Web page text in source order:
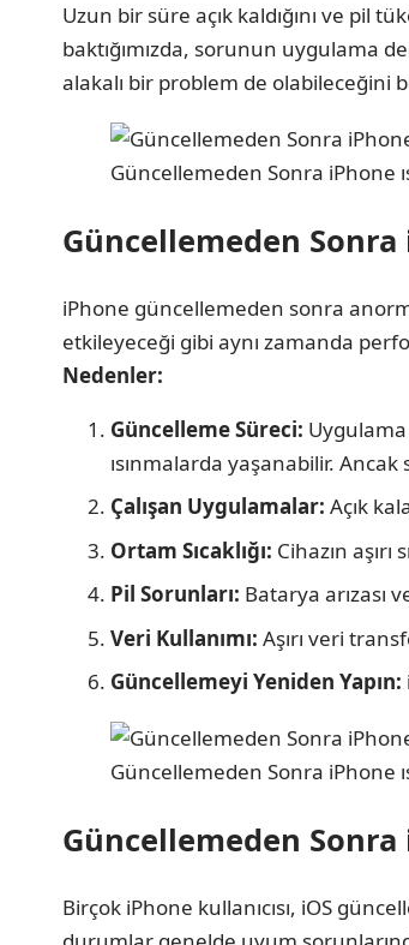
Uzun bir süre açık kaldığını ve pil
baktığımızda, sorunun uygulama
alakalı bir problem de olabileceğini
Güncellemeden Sonra iPhone
Güncellemeden Sonra
iPhone güncellemeden sonra
etkileyeceği gibi aynı zamanda
Nedenler:
Güncelleme Süreci:
ısınmalarda yaşanabilir.
Çalışan Uygulamalar: Açık
Ortam Sıcaklığı: Cihazın
Pil Sorunları: Batarya arızası
Veri Kullanımı: Aşırı veri
Güncellemeyi Yeniden Yapın:
Güncellemeden Sonra iPhone
Güncellemeden
Birçok iPhone kullanıcısı, iOS